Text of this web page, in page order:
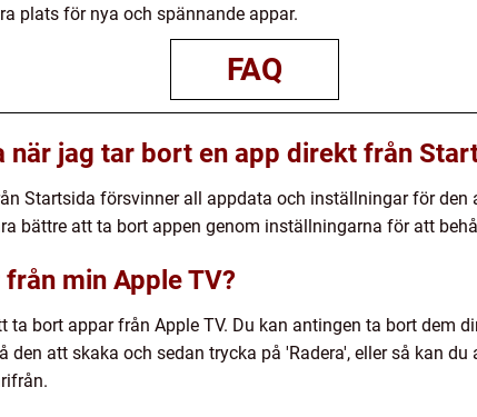
plats för nya och spännande appar.
FAQ
när jag tar bort en app direkt från
Startsida försvinner all appdata och inställningar för den
bättre att ta bort appen genom inställningarna för att
min Apple TV?
bort appar från Apple TV. Du kan antingen ta bort dem
den att skaka och sedan trycka på 'Radera', eller så kan